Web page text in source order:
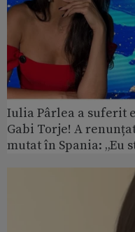
Iulia Pârlea a suferit
Gabi Torje! A
mutat în Spania: „Eu